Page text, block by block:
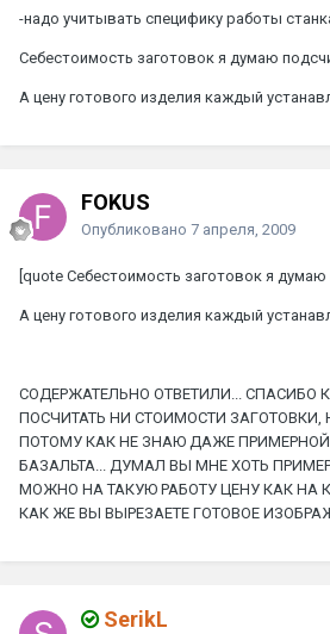
-надо учитывать специфику работы
Себестоимость заготовок я думаю
А цену готового изделия каждый
FOKUS
Опубликовано 7 апреля, 2009
[quote Себестоимость заготовок я
А цену готового изделия каждый
СОДЕРЖАТЕЛЬНО ОТВЕТИЛИ... СПАСИБО
ПОСЧИТАТЬ НИ СТОИМОСТИ ЗАГОТОВКИ,
ПОТОМУ КАК НЕ ЗНАЮ ДАЖЕ
БАЗАЛЬТА... ДУМАЛ ВЫ МНЕ ХОТЬ
МОЖНО НА ТАКУЮ РАБОТУ ЦЕНУ КАК НА
КАК ЖЕ ВЫ ВЫРЕЗАЕТЕ ГОТОВОЕ
SerikL